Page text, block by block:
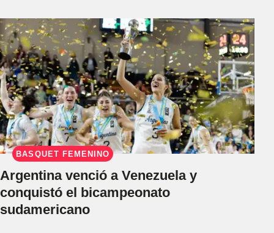
BÁSQUET FEMENINO
Argentina venció a Venezuela y
conquistó el bicampeonato
sudamericano